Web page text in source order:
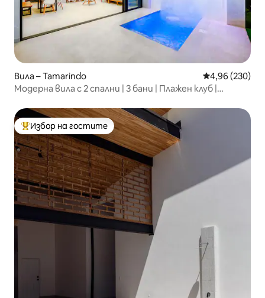
Вила – Tamarindo Средна
4,96 (230)
Модерна вила с 2 спални | 3 бани | Плажен клуб |
Най-популярен избор на гостите
Избор на гостите